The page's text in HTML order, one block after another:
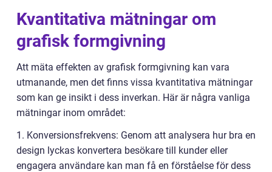
Kvantitativa mätningar om
grafisk formgivning
Att mäta effekten av grafisk formgivning kan vara
utmanande, men det finns vissa kvantitativa mätningar
som kan ge insikt i dess inverkan. Här är några vanliga
mätningar inom området:
1. Konversionsfrekvens: Genom att analysera hur bra en
design lyckas konvertera besökare till kunder eller
engagera användare kan man få en förståelse för dess